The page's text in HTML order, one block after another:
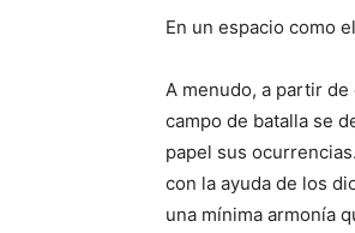
En un espacio como
A menudo, a partir
campo de batalla se
papel sus
con la ayuda de los
una mínima armonía